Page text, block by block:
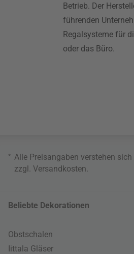
Betrieb. Der
führenden
Regalsysteme für
oder das Büro.
* Alle Preisangaben verstehen
zzgl. Versandkosten
Beliebte Dekorationen
Obstschalen
Iittala Gläser